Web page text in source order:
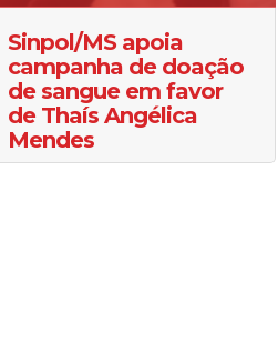
Sinpol/MS apoia
campanha de doação
de sangue em favor
de Thaís Angélica
Mendes